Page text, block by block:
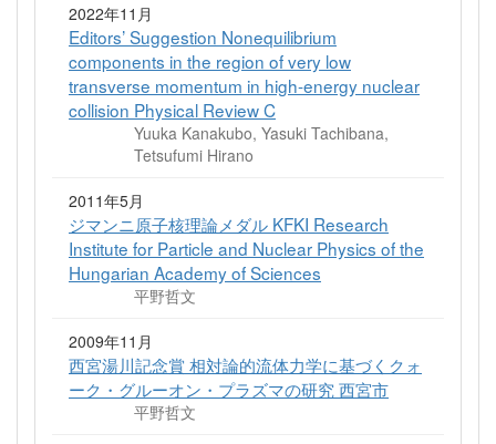
2022年11月
Editors’ Suggestion Nonequilibrium
components in the region of very low
transverse momentum in high-energy nuclear
collision Physical Review C
Yuuka Kanakubo, Yasuki Tachibana,
Tetsufumi Hirano
2011年5月
ジマンニ原子核理論メダル KFKI Research
Institute for Particle and Nuclear Physics of the
Hungarian Academy of Sciences
平野哲文
2009年11月
西宮湯川記念賞 相対論的流体力学に基づくクォ
ーク・グルーオン・プラズマの研究 西宮市
平野哲文